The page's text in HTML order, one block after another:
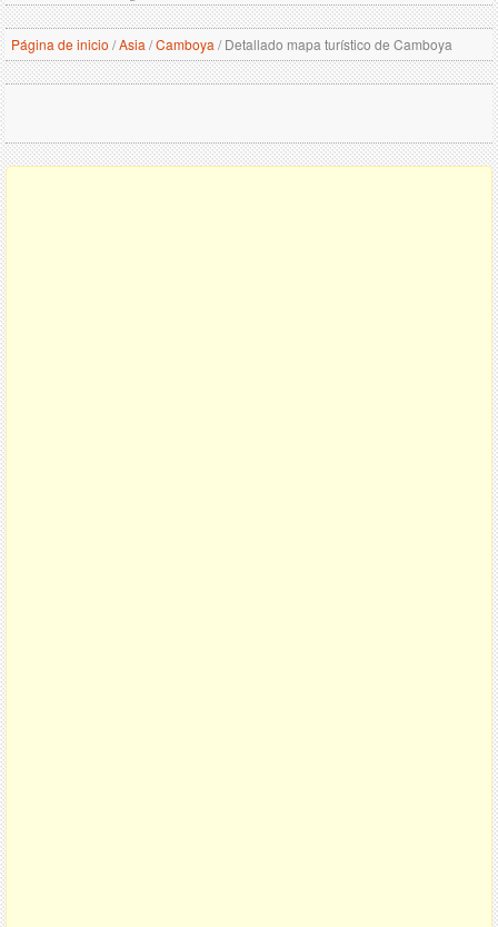
Página de inicio /Asia /Camboya /Detallado mapa turístico de Camboya